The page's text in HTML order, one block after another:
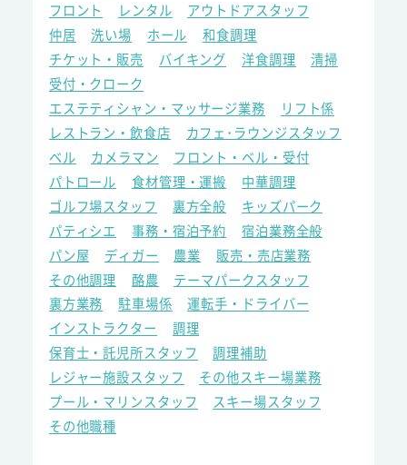
フロント
レンタル
アウトドアスタッフ
仲居
洗い場 ホール
和食調理
チケット・販売
バイキング 洋食調理
清掃
受付・クローク
エステティシャン・マッサージ業務
リフト係
レストラン・飲食店
カフェ･ラウンジスタッフ
ベル
カメラマン
フロント・ベル・受付
パトロール
食材管理・運搬
中華調理
ゴルフ場スタッフ
裏方全般
キッズパーク
パティシエ
事務・宿泊予約
宿泊業務全般
パン屋
ディガー 農業
販売・売店業務
その他調理
酪農
テーマパークスタッフ
裏方業務
駐車場係
運転手・ドライバー
インストラクター
調理
保育士・託児所スタッフ
調理補助
レジャー施設スタッフ
その他スキー場業務
プール・マリンスタッフ
スキー場スタッフ
その他職種